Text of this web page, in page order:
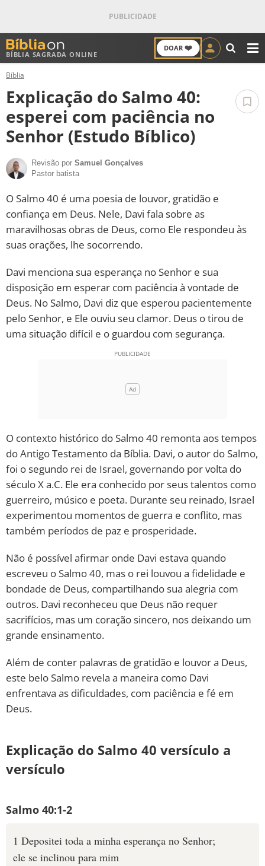
BÍBLIA SAGRADA ONLINE
DOAR ❤️
ANTIGO TESTAMENTO
NOVO TESTAMENTO
VERSÍCULOS
VERSÍCULO DO DIA
PALAVRA DO DIA
SALMO DO DIA
10 MANDAMENTOS
ESTUDOS BÍBLICOS
TERMO BÍBLICO JOGOS
QUEM SOMOS
LOJA BÍBLIAON
Bíblia
Explicação do Salmo 40:
esperei com paciência no
Senhor (Estudo Bíblico)
Revisão por Samuel Gonçalves
Pastor batista
O Salmo 40 é uma poesia de louvor, gratidão e
confiança em Deus. Nele, Davi fala sobre as
maravilhosas obras de Deus, como Ele respondeu às
suas orações, lhe socorrendo.
Davi menciona sua esperança no Senhor e sua
disposição em esperar com paciência à vontade de
Deus. No Salmo, Davi diz que esperou pacientemente
pelo Senhor, e Ele ouviu seu clamor. Deus o tirou de
uma situação difícil e o guardou com segurança.
O contexto histórico do Salmo 40 remonta aos tempos
do Antigo Testamento da Bíblia. Davi, o autor do Salmo,
foi o segundo rei de Israel, governando por volta do
século X a.C. Ele era conhecido por seus talentos como
guerreiro, músico e poeta. Durante seu reinado, Israel
experimentou momentos de guerra e conflito, mas
também períodos de paz e prosperidade.
Não é possível afirmar onde Davi estava quando
escreveu o Salmo 40, mas o rei louvou a fidelidade e
bondade de Deus, compartilhando sua alegria com
outros. Davi reconheceu que Deus não requer
sacrifícios, mas um coração sincero, nos deixando um
grande ensinamento.
Além de conter palavras de gratidão e louvor a Deus,
este belo Salmo revela a maneira como Davi
enfrentava as dificuldades, com paciência e fé em
Deus.
Explicação do Salmo 40 versículo a
versículo
Salmo 40:1-2
1 Depositei toda a minha esperança no Senhor;
ele se inclinou para mim